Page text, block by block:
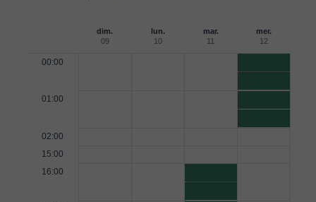
dim.
09
lun.
10
mar.
11
mer.
12
00:00
01:00
02:00
15:00
16:00